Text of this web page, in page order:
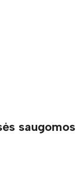
saugomos